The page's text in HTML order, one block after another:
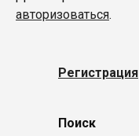
авторизоваться.
Регистрация
Поиск